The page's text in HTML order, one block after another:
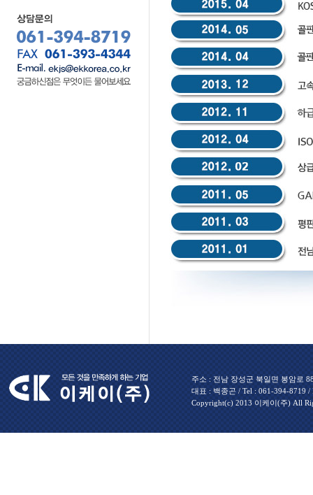
주소 : 전남 장성군 북일면 봉암로
대표 : 백종곤 / Tel : 061-394-8719 /
Copyright(c) 2013 이케이(주) All